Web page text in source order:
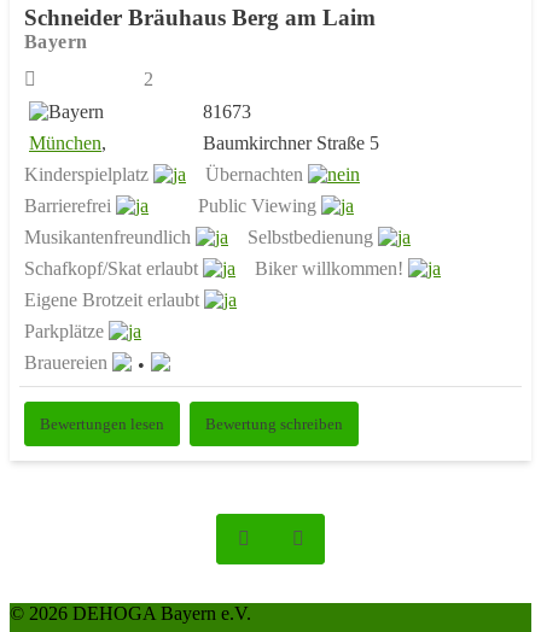
Schneider Bräuhaus Berg am Laim
Bayern
2
81673
München,
Baumkirchner Straße 5
Kinderspielplatz
Übernachten
Barrierefrei
Public Viewing
Musikantenfreundlich
Selbstbedienung
Schafkopf/Skat erlaubt
Biker willkommen!
Eigene Brotzeit erlaubt
Parkplätze
Brauereien
Bewertungen lesen Bewertung schreiben
© 2026 DEHOGA Bayern e.V.